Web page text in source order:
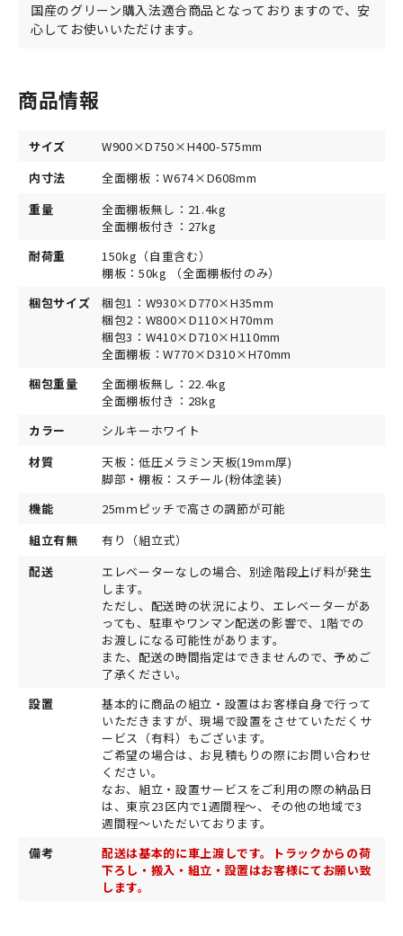
国産のグリーン購入法適合商品となっておりますので、安
心してお使いいただけます。
商品情報
サイズ
W900×D750×H400-575mm
内寸法
全面棚板：W674×D608mm
重量
全面棚板無し：21.4kg
全面棚板付き：27kg
耐荷重
150kg（自重含む）
棚板：50kg （全面棚板付のみ）
梱包サイズ
梱包1：W930×D770×H35mm
梱包2：W800×D110×H70mm
梱包3：W410×D710×H110mm
全面棚板：W770×D310×H70mm
梱包重量
全面棚板無し：22.4kg
全面棚板付き：28kg
カラー
シルキーホワイト
材質
天板：低圧メラミン天板(19mm厚)
脚部・棚板：スチール(粉体塗装)
機能
25mｍピッチで高さの調節が可能
組立有無
有り（組立式）
配送
エレベーターなしの場合、別途階段上げ料が発生
します。
ただし、配送時の状況により、エレベーターがあ
っても、駐車やワンマン配送の影響で、1階での
お渡しになる可能性があります。
また、配送の時間指定はできませんので、予めご
了承ください。
設置
基本的に商品の組立・設置はお客様自身で行って
いただきますが、現場で設置をさせていただくサ
ービス（有料）もございます。
ご希望の場合は、お見積もりの際にお問い合わせ
ください。
なお、組立・設置サービスをご利用の際の納品日
は、東京23区内で1週間程～、その他の地域で3
週間程～いただいております。
備考
配送は基本的に車上渡しです。トラックからの荷
下ろし・搬入・組立・設置はお客様にてお願い致
します。